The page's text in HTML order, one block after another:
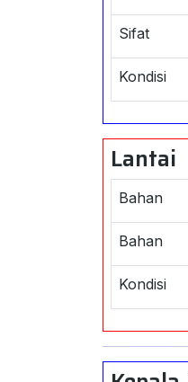
Sifat
Kondisi
Lantai
Bahan
Bahan
Kondisi